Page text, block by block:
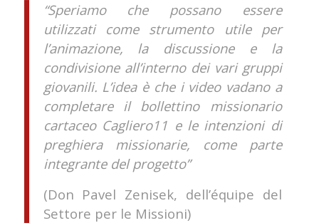
“Speriamo che possano essere
utilizzati come strumento utile per
l’animazione, la discussione e la
condivisione all’interno dei vari gruppi
giovanili. L’idea è che i video vadano a
completare il bollettino missionario
cartaceo Cagliero11 e le intenzioni di
preghiera missionarie, come parte
integrante del progetto”
(Don Pavel Zenisek, dell’équipe del
Settore per le Missioni)